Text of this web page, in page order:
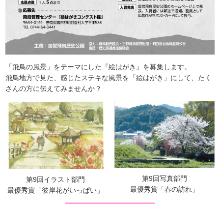
「飛鳥の風景」をテーマにした『絵はがき』を募集します。
飛鳥地方で見た、感じたステキな風景を「絵はがき」にして、たく
さんの方に伝えてみませんか？
第9回イラスト部門
最優秀賞「彼岸花がいっぱい」
第9回写真部門
最優秀賞「春の訪れ」